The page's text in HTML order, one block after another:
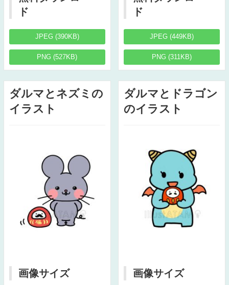
ド
JPEG (390KB)
PNG (527KB)
ド
JPEG (449KB)
PNG (311KB)
ダルマとネズミの
イラスト
画像サイズ
ダルマとドラゴン
のイラスト
画像サイズ